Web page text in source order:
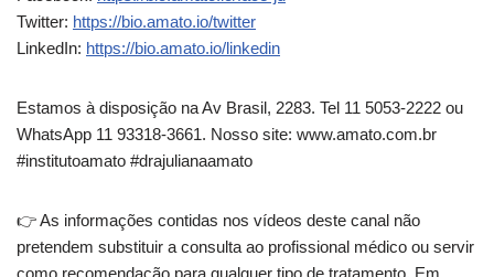
Twitter: https://bio.amato.io/twitter
LinkedIn: https://bio.amato.io/linkedin
Estamos à disposição na Av Brasil, 2283. Tel 11 5053-2222 ou
WhatsApp 11 93318-3661. Nosso site: www.amato.com.br
#institutoamato #drajulianaamato
👉️ As informações contidas nos vídeos deste canal não
pretendem substituir a consulta ao profissional médico ou servir
como recomendação para qualquer tipo de tratamento. Em